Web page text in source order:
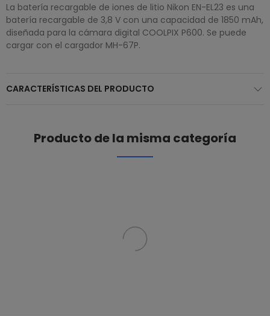
La batería recargable de iones de litio Nikon EN-EL23 es una
batería recargable de 3,8 V con una capacidad de 1850 mAh,
diseñada para la cámara digital COOLPIX P600. Se puede
cargar con el cargador MH-67P.
CARACTERÍSTICAS DEL PRODUCTO
Producto de la misma categoría